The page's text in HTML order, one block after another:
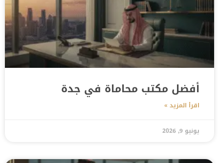
أفضل مكتب محاماة في جدة
اقرأ المزيد »
يونيو 9, 2026